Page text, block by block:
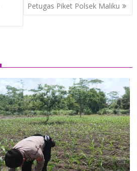
Petugas Piket Polsek Maliku